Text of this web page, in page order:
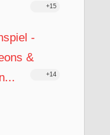
+15
-
&
+14